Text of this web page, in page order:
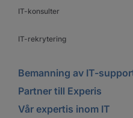
IT-konsulter
IT-rekrytering
Bemanning av IT-
Partner till Experis
Vår expertis inom IT